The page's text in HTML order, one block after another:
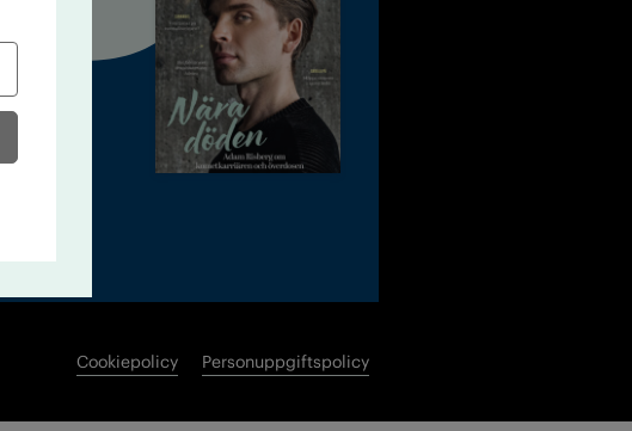
Cookiepolicy Personuppgiftspolicy